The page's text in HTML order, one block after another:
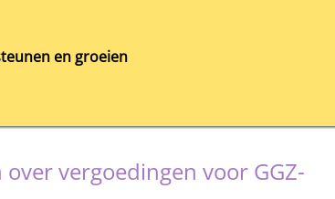
en groeien
vergoedingen voor GGZ-